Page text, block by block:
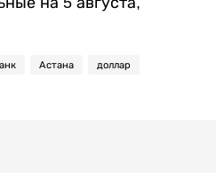
Астана доллар